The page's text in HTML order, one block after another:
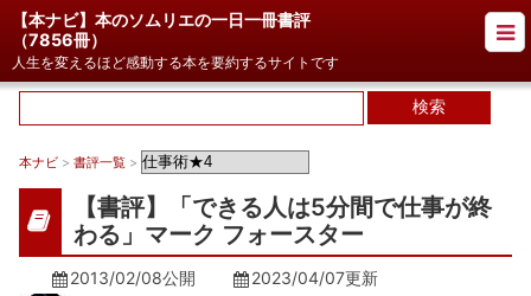
【本ナビ】本のソムリエの一日一冊書評
（7856冊）
人生を変えるほど感動する本を要約するサイトです
本ナビ > 書評一覧 >
【書評】「できる人は5分間で仕事が終
わる」マーク フォースター
2013/02/08公開 2023/04/07更新